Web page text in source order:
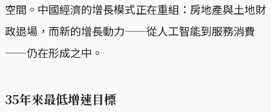
空間。中國經濟的增長模式正在重組：房地產與土地財
政退場，而新的增長動力——從人工智能到服務消費
——仍在形成之中。
35年來最低增速目標